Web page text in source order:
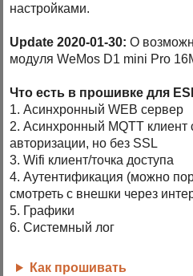
настройками.
Update 2020-01-30: О
модуля WeMos D1 mini Pro
Что есть в прошивке для
1. Асинхронный WEB сервер
2. Асинхронный MQTT клиент
авторизации, но без SSL
3. Wifi клиент/точка доступа
4. Аутентификация (можно
смотреть с внешки через
5. Графики
6. Системный лог
Как прошивать